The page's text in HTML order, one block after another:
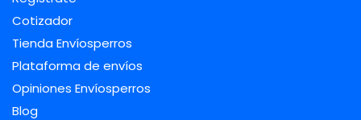
Cotizador
Tienda Envíosperros
Plataforma de envíos
Opiniones Envíosperros
Blog